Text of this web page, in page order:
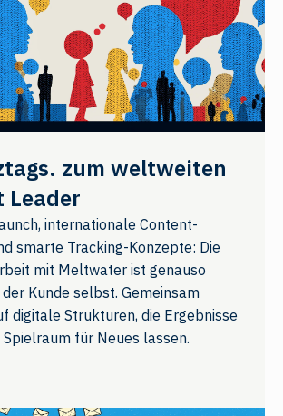
zum weltweiten
Leader
internationale Content-
smarte Tracking-Konzepte: Die
mit Meltwater ist genauso
Kunde selbst. Gemeinsam
digitale Strukturen, die Ergebnisse
für Neues lassen.